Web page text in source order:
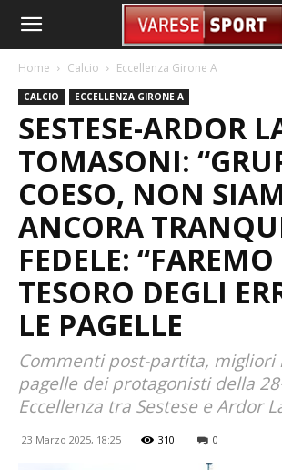
Home Calcio Eccellenza Girone A
CALCIO ECCELLENZA GIRONE A
SESTESE-ARDOR
TOMASONI:
COESO, NON
ANCORA
FEDELE: “FAREMO
TESORO DEGLI
LE PAGELLE
Commenti post-partita, migliori
pagelle dei protagonisti della
Eccellenza tra Sestese e Ardor
23 Marzo 2025, 18:25 310 0